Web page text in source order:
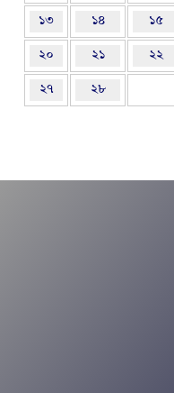
১৩ ১৪ ১৫
২০ ২১ ২২
২৭ ২৮